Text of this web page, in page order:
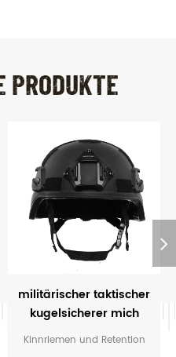
PRODUKTE
militärischer taktischer
kugelsicherer mich
helm
Kinnriemen und Retention